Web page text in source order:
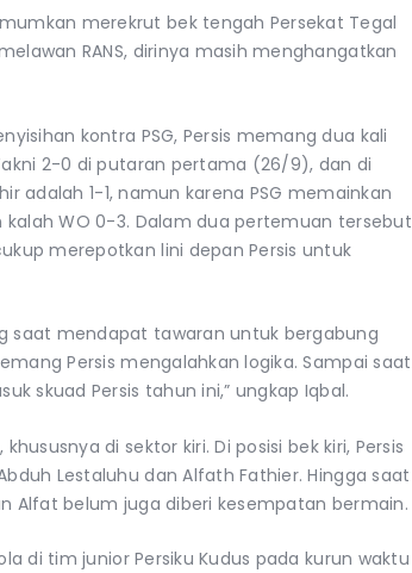
merekrut bek tengah Persekat Tegal
RANS, dirinya masih menghangatkan
kontra PSG, Persis memang dua kali
2-0 di putaran pertama (26/9), dan di
adalah 1-1, namun karena PSG memainkan
kalah WO 0-3. Dalam dua pertemuan tersebut
merepotkan lini depan Persis untuk
saat mendapat tawaran untuk bergabung
Persis mengalahkan logika. Sampai saat
skuad Persis tahun ini,” ungkap Iqbal.
di sektor kiri. Di posisi bek kiri, Persis
Lestaluhu dan Alfath Fathier. Hingga saat
Alfat belum juga diberi kesempatan bermain.
di tim junior Persiku Kudus pada kurun waktu